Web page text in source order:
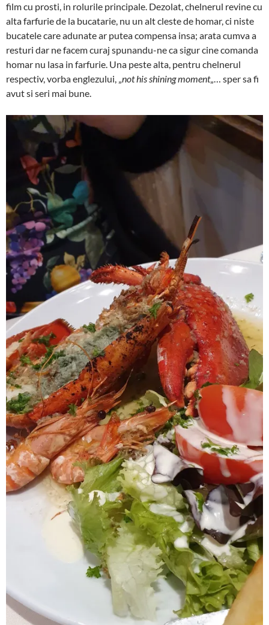
film cu prosti, in rolurile principale. Dezolat, chelnerul revine cu
alta farfurie de la bucatarie, nu un alt cleste de homar, ci niste
bucatele care adunate ar putea compensa insa; arata cumva a
resturi dar ne facem curaj spunandu-ne ca sigur cine comanda
homar nu lasa in farfurie. Una peste alta, pentru chelnerul
respectiv, vorba englezului, „not his shining moment„… sper sa fi
avut si seri mai bune.